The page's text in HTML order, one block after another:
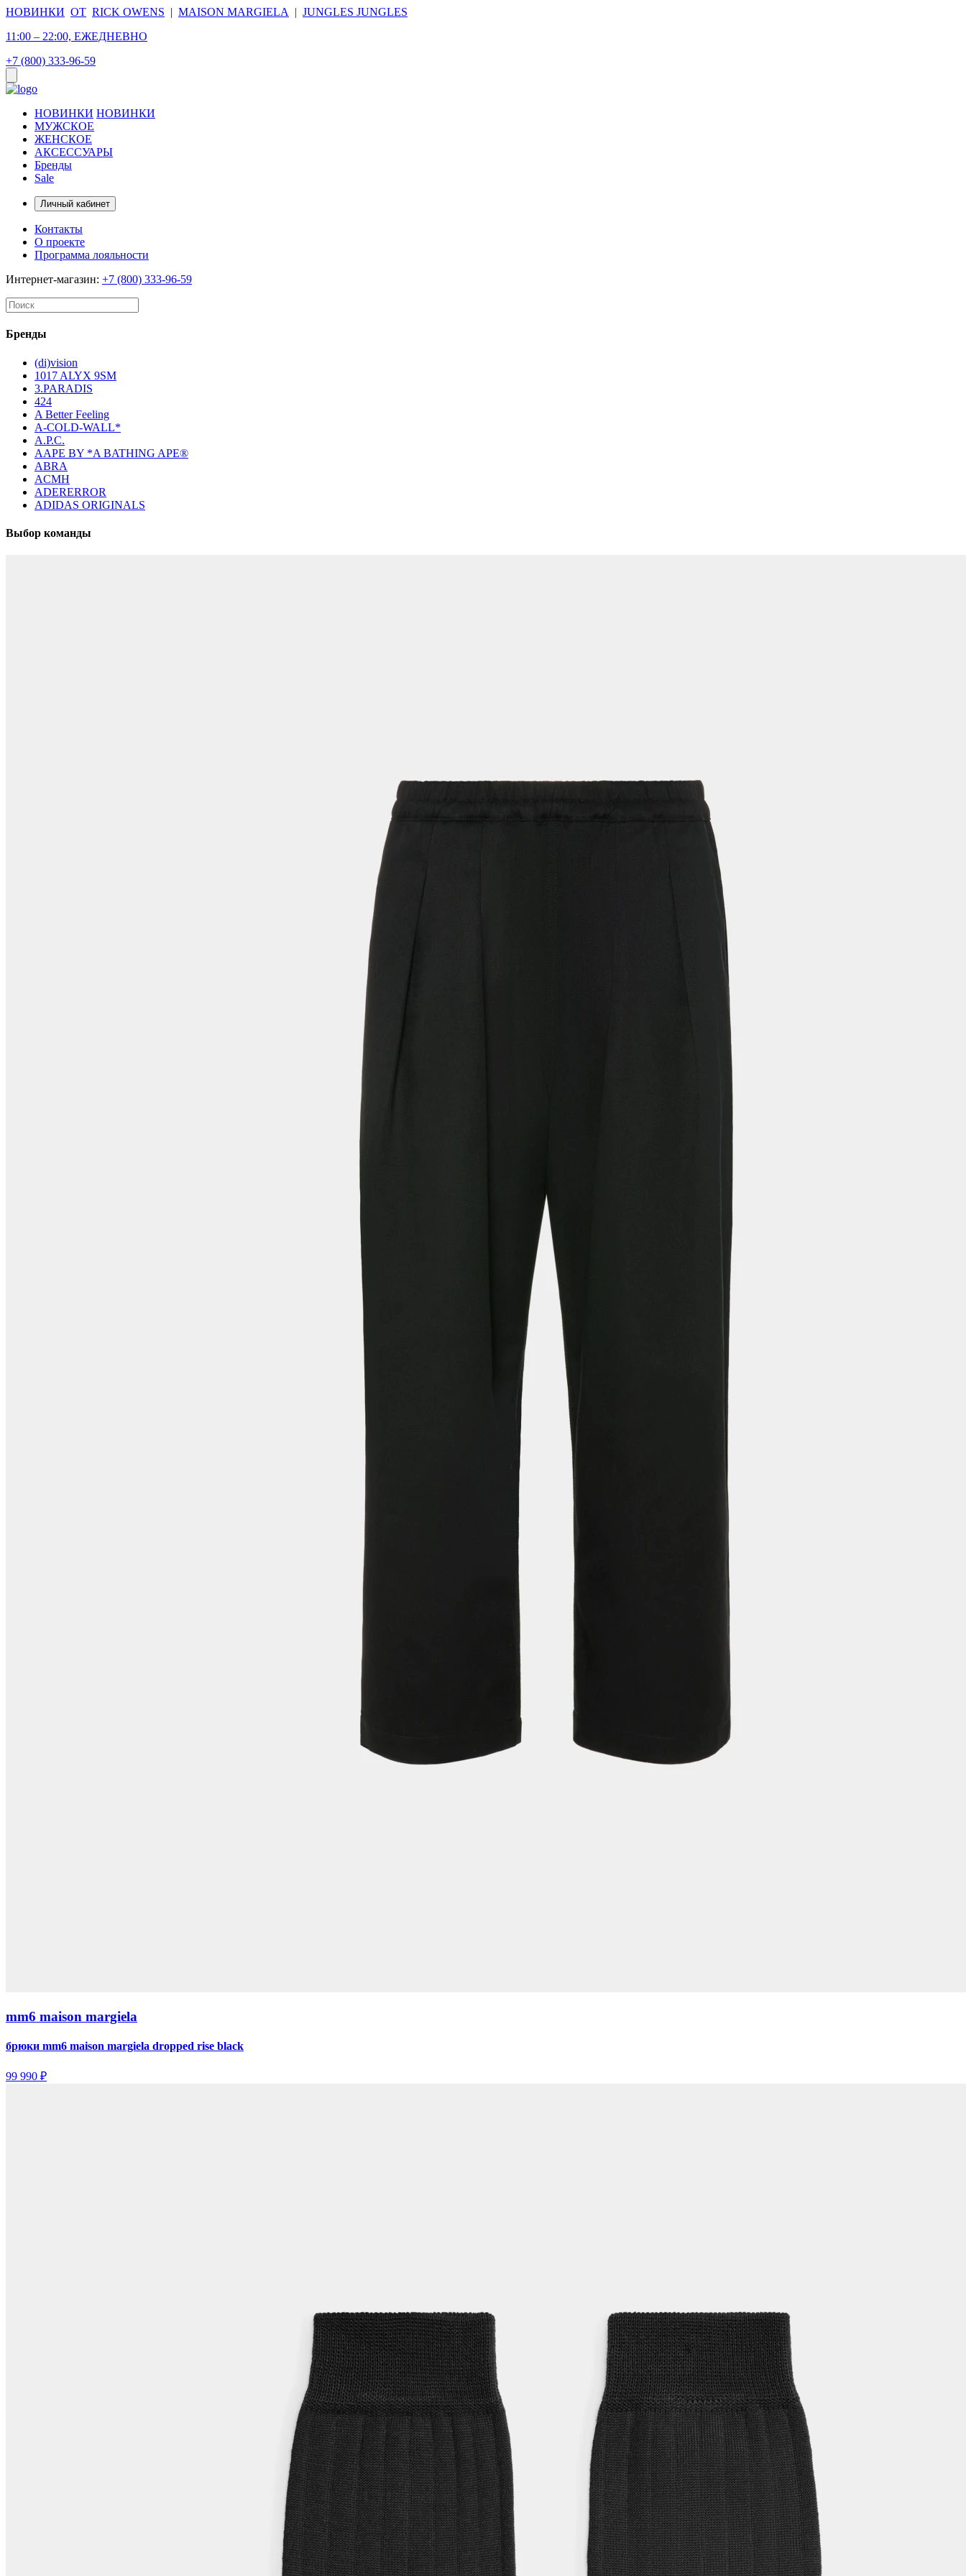
НОВИНКИ ОТ RICK OWENS | MAISON MARGIELA | JUNGLES JUNGLES
11:00 – 22:00, ЕЖЕДНЕВНО
+7 (800) 333-96-59
НОВИНКИ НОВИНКИ
МУЖСКОЕ
ЖЕНСКОЕ
АКСЕССУАРЫ
Бренды
Sale
Личный кабинет
Контакты
О проекте
Программа лояльности
Интернет-магазин: +7 (800) 333-96-59
Бренды
(di)vision
1017 ALYX 9SM
3.PARADIS
424
A Better Feeling
A-COLD-WALL*
A.P.C.
AAPE BY *A BATHING APE®
ABRA
ACMH
ADERERROR
ADIDAS ORIGINALS
Выбор команды
mm6 maison margiela
брюки mm6 maison margiela dropped rise black
99 990 ₽